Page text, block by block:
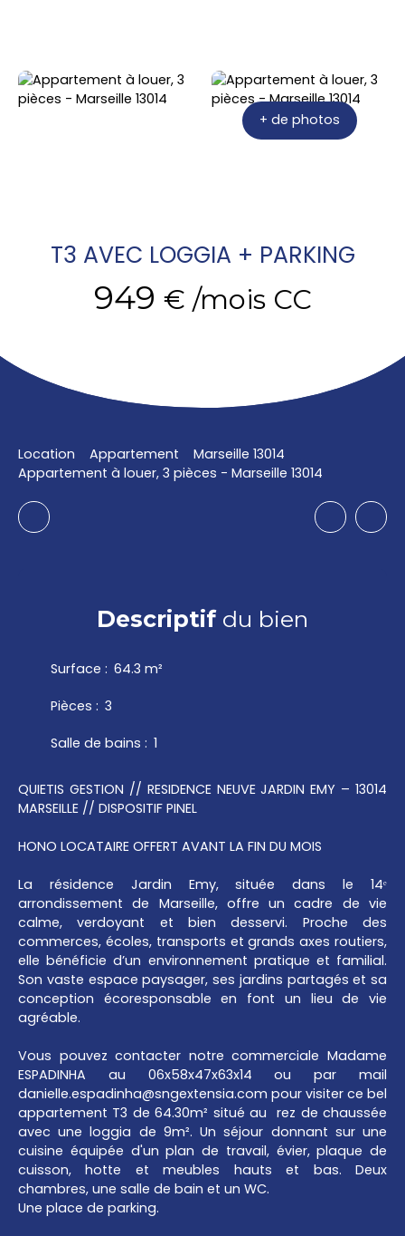
+ de photos
T3 AVEC LOGGIA + PARKING
949 € /mois CC
Location Appartement
Marseille 13014
Appartement à louer, 3 pièces - Marseille 13014
Descriptifdu bien
Surface : 64.3 m²
Pièces : 3
Salle de bains : 1
QUIETIS GESTION // RESIDENCE NEUVE JARDIN EMY – 13014
MARSEILLE // DISPOSITIF PINEL
HONO LOCATAIRE OFFERT AVANT LA FIN DU MOIS
La résidence Jardin Emy, située dans le 14ᵉ
arrondissement de Marseille, offre un cadre de vie
calme, verdoyant et bien desservi. Proche des
commerces, écoles, transports et grands axes routiers,
elle bénéficie d’un environnement pratique et familial.
Son vaste espace paysager, ses jardins partagés et sa
conception écoresponsable en font un lieu de vie
agréable.
Vous pouvez contacter notre commerciale Madame
ESPADINHA au 06x58x47x63x14 ou par mail
danielle.espadinha@sngextensia.com pour visiter ce bel
appartement T3 de 64.30m² situé au rez de chaussée
avec une loggia de 9m². Un séjour donnant sur une
cuisine équipée d'un plan de travail, évier, plaque de
cuisson, hotte et meubles hauts et bas. Deux
chambres, une salle de bain et un WC.
Une place de parking.